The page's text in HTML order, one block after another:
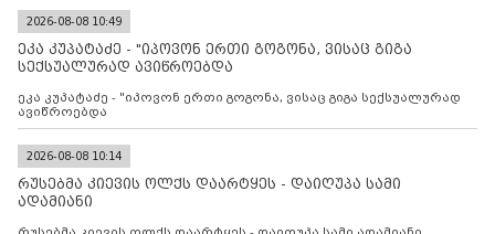
კონტროლს ოკუპირებულ რეგიონებში, აგრძელებს მათი
მილიტარიზაციის პროცესს და აქტიურად დგამს ნაბიჯებს მათი
ფაქტობრივი ანექსიისკენ
2026-08-08 10:49
ეკა კუპატაძე - "იპოვონ ერთი გოგონა, ვისაც გიგა
სექსუალურად ავიწროებდა
ეკა კუპატაძე - "იპოვონ ერთი გოგონა, ვისაც გიგა სექსუალურად
ავიწროებდა
2026-08-08 10:14
რუსებმა კიევის ოლქს დაარტყეს - დაიღუპა სამი
ადამიანი